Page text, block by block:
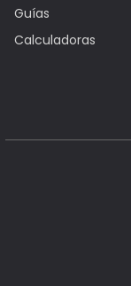
Guías
Calculadoras